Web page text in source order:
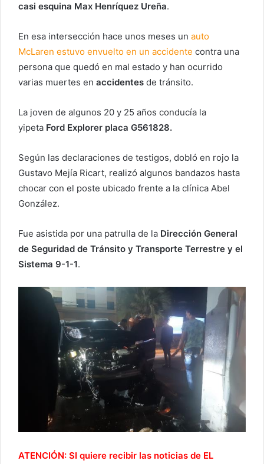
casi esquina Max Henríquez Ureña.
En esa intersección hace unos meses un auto
McLaren estuvo envuelto en un accidente contra una
persona que quedó en mal estado y han ocurrido
varias muertes en accidentes de tránsito.
La joven de algunos 20 y 25 años conducía la
yipeta Ford Explorer placa G561828.
Según las declaraciones de testigos, dobló en rojo la
Gustavo Mejía Ricart, realizó algunos bandazos hasta
chocar con el poste ubicado frente a la clínica Abel
González.
Fue asistida por una patrulla de la Dirección General
de Seguridad de Tránsito y Transporte Terrestre y el
Sistema 9-1-1.
ATENCIÓN: SI quiere recibir las noticias de EL